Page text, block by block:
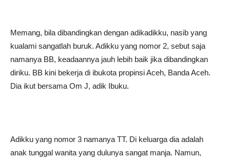
Memang, bila dibandingkan dengan adikadikku, nasib yang
kualami sangatlah buruk. Adikku yang nomor 2, sebut saja
namanya BB, keadaannya jauh lebih baik jika dibandingkan
diriku. BB kini bekerja di ibukota propinsi Aceh, Banda Aceh.
Dia ikut bersama Om J, adik Ibuku.
Adikku yang nomor 3 namanya TT. Di keluarga dia adalah
anak tunggal wanita yang dulunya sangat manja. Namun,